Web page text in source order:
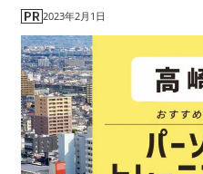
2023年2月1日